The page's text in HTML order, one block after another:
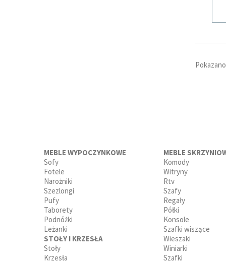
MEBLE WYPOCZYNKOWE
Sofy
Fotele
Narożniki
Szezlongi
Pufy
Taborety
Podnóżki
Leżanki
STOŁY I KRZESŁA
Stoły
Krzesła
MEBLE
Komody
Witryny
Rtv
Szafy
Regały
Półki
Konsole
Szafki wiszące
Wieszaki
Winiarki
Szafki